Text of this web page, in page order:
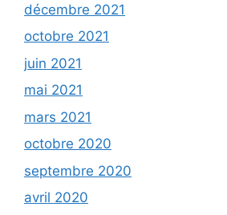
décembre 2021
octobre 2021
juin 2021
mai 2021
mars 2021
octobre 2020
septembre 2020
avril 2020